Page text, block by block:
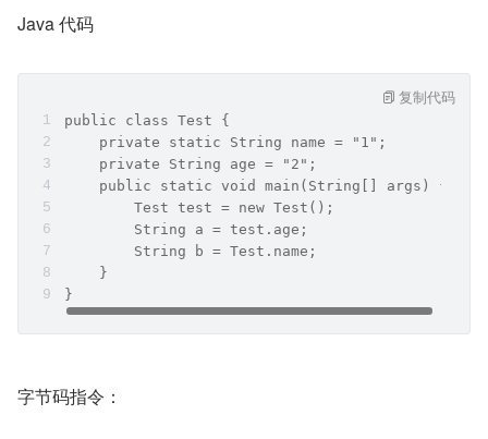
Java 代码
public class Test {
    private static String name = "1";
    private String age = "2";
    public static void main(String[] args) {
        Test test = new Test();
        String a = test.age;
        String b = Test.name;
    }
}
复制代码
字节码指令：